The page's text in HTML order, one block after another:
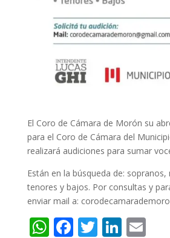
El Coro de Cámara de Morón su
para el Coro de Cámara del
realizará audiciones para sumar
Están en la búsqueda de:
tenores y bajos. Por consultas y
enviar mail a:
W F T Li E